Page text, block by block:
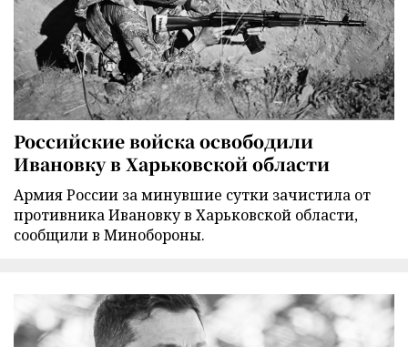
Российские войска освободили
Ивановку в Харьковской области
Армия России за минувшие сутки зачистила от
противника Ивановку в Харьковской области,
сообщили в Минобороны.